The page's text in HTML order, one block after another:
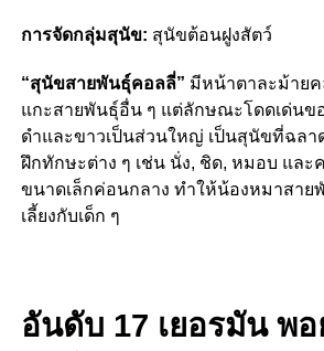
การจัดกลุ่มสุนัข: สุนัขต้อนฝูงสัตว์
“สุนัขสายพันธุ์คอลลี่” มีหน้าตาละม้าย
แกะสายพันธุ์อื่น ๆ แต่ลักษณะโดดเด่นข
ดำและขาวเป็นส่วนใหญ่ เป็นสุนัขที่ฉลา
ฝึกทักษะต่าง ๆ เช่น นั่ง, ชิด, หมอบ และ
ขนาดเล็กค่อนกลาง ทำให้น้องหมาสาย
เลี้ยงกับเด็ก ๆ
อันดับ 17 เยอรมัน พอ